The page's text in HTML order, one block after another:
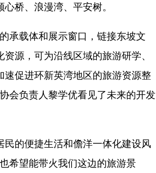
桥、浪漫湾、平安树。
载体和展示窗口，链接东坡文
源，可为沿线区域的旅游研学、
促进环新英湾地区的旅游资源整
会负责人黎学优看见了未来的开发
的便捷生活和儋洋一体化建设风
希望能带火我们这边的旅游景